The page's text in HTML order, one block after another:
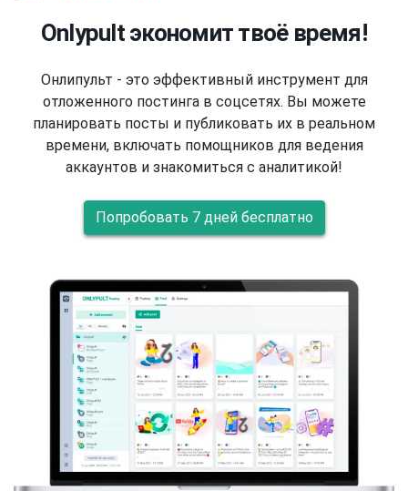
Onlypult экономит твоё время!
Онлипульт - это эффективный инструмент для
отложенного постинга в соцсетях. Вы можете
планировать посты и публиковать их в реальном
времени, включать помощников для ведения
аккаунтов и знакомиться с аналитикой!
Попробовать 7 дней бесплатно